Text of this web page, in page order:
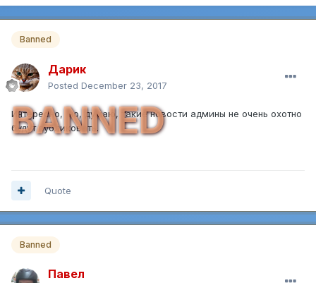
Banned
Дарик
Posted December 23, 2017
BANNED
Интересно, но, думаю, такие новости админы не очень охотно
будут публиковать.
Quote
Banned
Павел